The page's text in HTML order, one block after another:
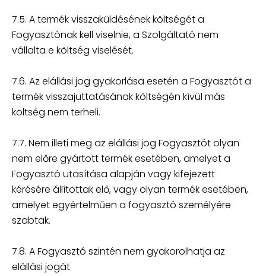
7.5. A termék visszaküldésének költségét a
Fogyasztónak kell viselnie, a Szolgáltató nem
vállalta e költség viselését.
7.6. Az elállási jog gyakorlása esetén a Fogyasztót a
termék visszajuttatásának költségén kívül más
költség nem terheli.
7.7. Nem illeti meg az elállási jog Fogyasztót olyan
nem előre gyártott termék esetében, amelyet a
Fogyasztó utasítása alapján vagy kifejezett
kérésére állítottak elő, vagy olyan termék esetében,
amelyet egyértelműen a fogyasztó személyére
szabtak.
7.8. A Fogyasztó szintén nem gyakorolhatja az
elállási jogát